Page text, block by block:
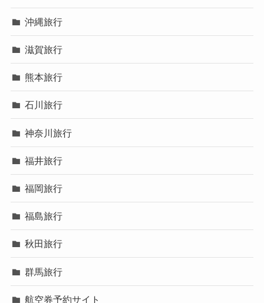
沖縄旅行
滋賀旅行
熊本旅行
石川旅行
神奈川旅行
福井旅行
福岡旅行
福島旅行
秋田旅行
群馬旅行
航空券予約サイト